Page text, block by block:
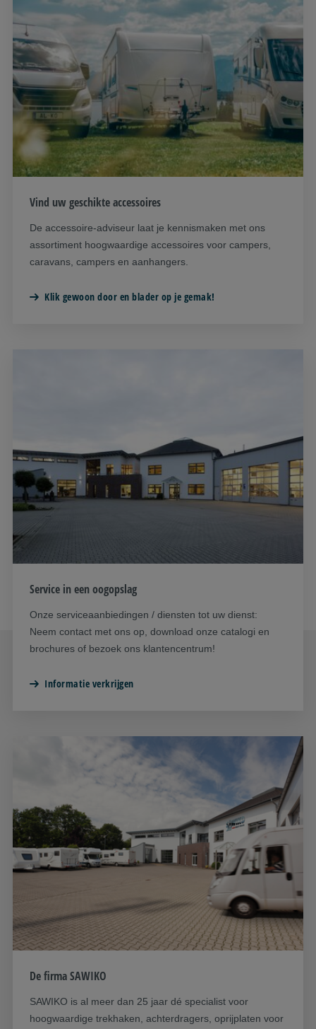
Vind uw geschikte accessoires
De accessoire-adviseur laat je kennismaken met ons
assortiment hoogwaardige accessoires voor campers,
caravans, campers en aanhangers.
Klik gewoon door en blader op je gemak!
Service in een oogopslag
Onze serviceaanbiedingen / diensten tot uw dienst:
Neem contact met ons op, download onze catalogi en
brochures of bezoek ons klantencentrum!
Informatie verkrijgen
De firma SAWIKO
SAWIKO is al meer dan 25 jaar dé specialist voor
hoogwaardige trekhaken, achterdragers, oprijplaten voor